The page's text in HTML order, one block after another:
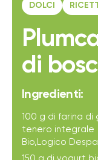
DOLCI
di
Ingredienti:
100 g di farina di
tenero integrale
Bio,Logico